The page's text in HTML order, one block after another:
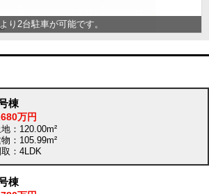
り2台駐車が可能です。
棟
万円
：120.00m²
：105.99m²
取：4LDK
棟